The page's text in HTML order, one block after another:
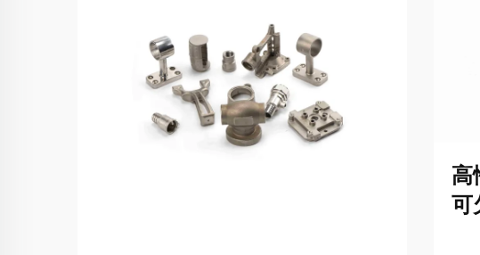
高
可